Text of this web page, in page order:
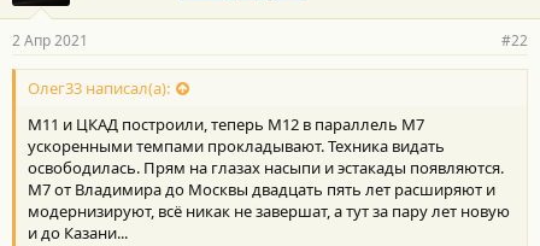
2 Апр 2021 #22
Олег33 написал(а):
М11 и ЦКАД построили, теперь М12 в параллель М7
ускоренными темпами прокладывают. Техника видать
освободилась. Прям на глазах насыпи и эстакады появляются.
М7 от Владимира до Москвы двадцать пять лет расширяют и
модернизируют, всё никак не завершат, а тут за пару лет новую
и до Казани...